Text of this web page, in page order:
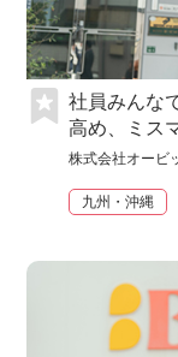
社員みんな
高め、ミス
株式会社オービ
九州・沖縄